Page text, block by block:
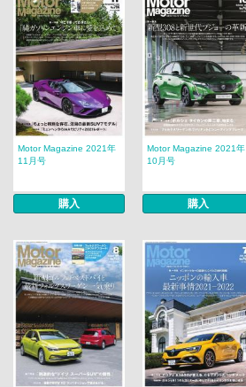
Motor Magazine 2021年
11月号
購入
Motor Magazine 2021年
10月号
購入